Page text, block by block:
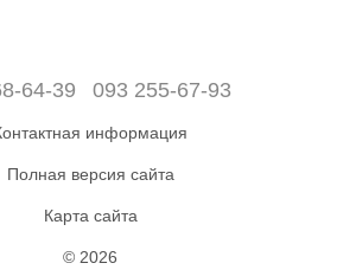
64-39 093 255-67-93
информация
Полная версия сайта
Карта сайта
© 2026